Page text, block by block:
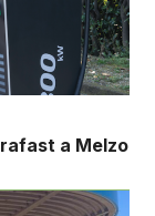
a Melzo